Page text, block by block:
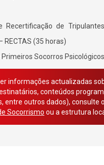
Recertificação de
RECTAS (35 horas)
Primeiros Socorros
informações actualizadas
conteúdos
entre outros dados), consulte
Socorrismo ou a estrutura